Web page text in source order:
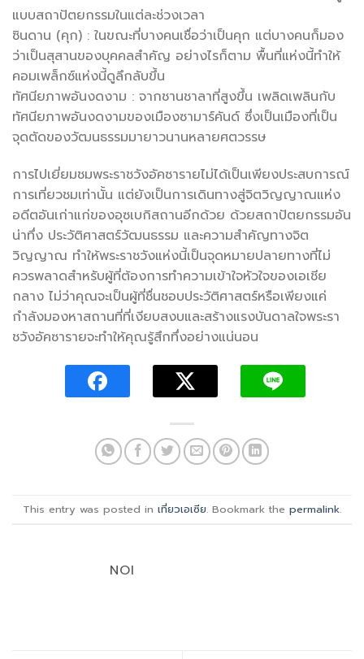
แบบสถาปัตยกรรมในแต่ละช่วงเวลา
ซินดาน (คุก) : ในขณะที่บางคนเชื่อว่าเป็นคุก แต่บางคนก็มอง
ว่าเป็นสุสานของบุคคลสำคัญ อย่างไรก็ตาม พื้นที่แห่งนี้ทำให้
คอมเพล็กซ์แห่งนี้ดูลึกลับขึ้น
ทัศนียภาพอันงดงาม : จากชานชาลาที่สูงขึ้น เพลิดเพลินกับ
ทัศนียภาพอันงดงามของเมืองซามาร์คันด์ ซึ่งเป็นเมืองที่เป็น
จุดตัดของวัฒนธรรมมายาวนานหลายศตวรรษ
การไปเยี่ยมชมพระราชวังอัคซารายไม่ได้เป็นเพียงประสบการณ์
การเที่ยวชมเท่านั้น แต่ยังเป็นการเดินทางสู่จิตวิญญาณแห่ง
อดีตอันเก่าแก่ของอุซเบกิสถานอีกด้วย ด้วยสถาปัตยกรรมอัน
น่าทึ่ง ประวัติศาสตร์วัฒนธรรม และความสำคัญทางจิต
วิญญาณ ทำให้พระราชวังแห่งนี้เป็นจุดหมายปลายทางที่ไม่
ควรพลาดสำหรับผู้ที่ต้องการทำความเข้าใจหัวใจของเอเชีย
กลาง ไม่ว่าคุณจะเป็นผู้ที่ชื่นชอบประวัติศาสตร์หรือเพียงแค่
กำลังมองหาสถานที่ที่เงียบสงบและสร้างแรงบันดาลใจพระรา
ชวังอัคซารายจะทำให้คุณรู้สึกทึ่งอย่างแน่นอน
This entry was posted in เที่ยวเอเซีย. Bookmark the permalink.
NOI